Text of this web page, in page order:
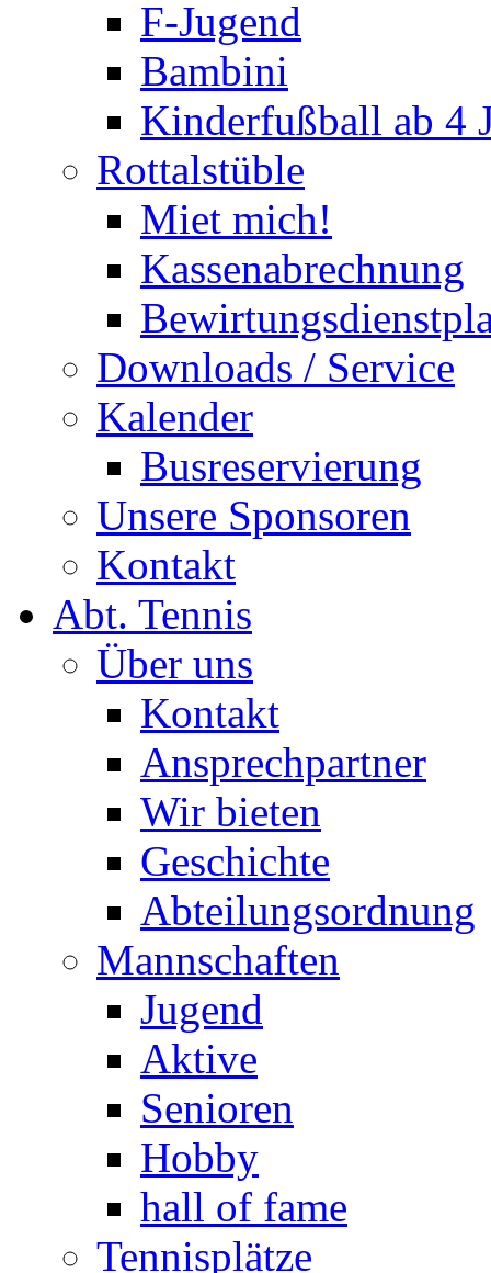
F-Jugend
Bambini
Kinderfußball ab 4
Rottalstüble
Miet mich!
Kassenabrechnung
Downloads / Service
Kalender
Busreservierung
Unsere Sponsoren
Kontakt
Abt. Tennis
Über uns
Kontakt
Ansprechpartner
Wir bieten
Geschichte
Abteilungsordnung
Mannschaften
Jugend
Aktive
Senioren
Hobby
hall of fame
Tennisplätze